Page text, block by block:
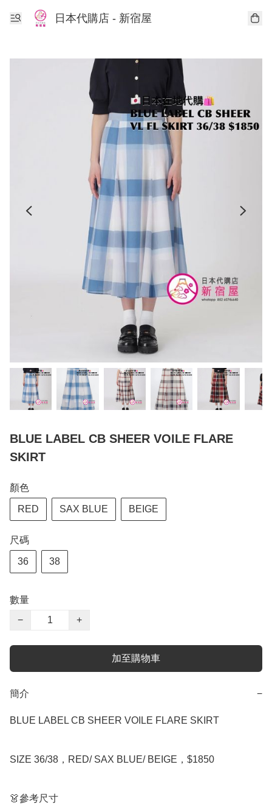
日本代購店 - 新宿屋
BLUE LABEL CB SHEER VOILE FLARE
SKIRT
顏色
RED SAX BLUE BEIGE
尺碼
36 38
數量
−
+
加至購物車
簡介 −
BLUE LABEL CB SHEER VOILE FLARE SKIRT
SIZE 36/38，RED/ SAX BLUE/ BEIGE，$1850
👗參考尺寸